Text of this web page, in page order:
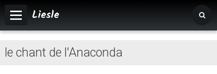
Liesle
le chant de l'Anaconda